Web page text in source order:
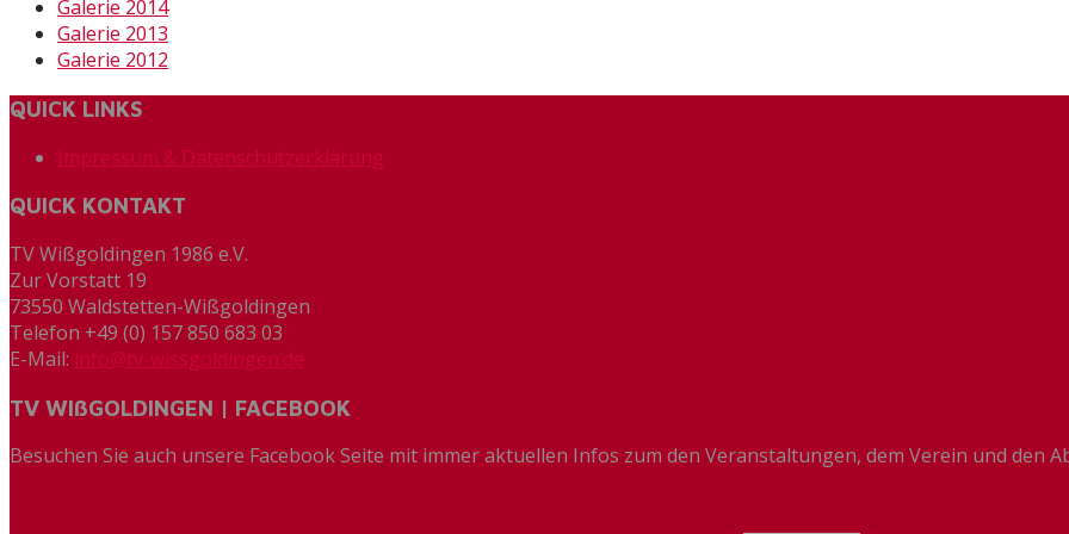
Galerie 2014
Galerie 2013
Galerie 2012
QUICK LINKS
Impressum & Datenschutzerklärung
QUICK KONTAKT
TV Wißgoldingen 1986 e.V.
Zur Vorstatt 19
73550 Waldstetten-Wißgoldingen
Telefon +49 (0) 157 850 683 03
E-Mail: info@tv-wissgoldingen.de
TV WIßGOLDINGEN | FACEBOOK
Besuchen Sie auch unsere Facebook Seite mit immer aktuellen Infos zum den Veranstaltungen, dem Verein und den